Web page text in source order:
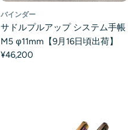
バインダー
サドルプルアップ システム手帳
M5 φ11mm【9月16日頃出荷】
¥46,200